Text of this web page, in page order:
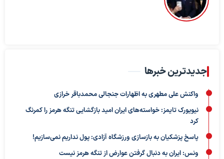
جدیدترین خبرها
واکنش علی مطهری به اظهارات جنجالی محمدباقر خرازی
نیویورک تایمز: خواسته‌های ایران امید بازگشایی تنگه هرمز را کمرنگ
کرد
پاسخ پزشکیان به بازسازی ورزشگاه آزادی: پول نداریم نمی‌سازیم!
ونس: ایران به دنبال گرفتن عوارض از تنگه هرمز نیست